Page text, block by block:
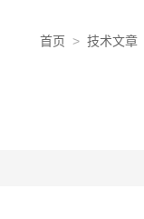
首页 > 技术文章